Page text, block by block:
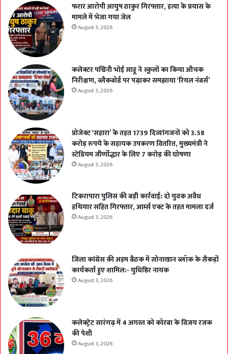
फरार आरोपी आयुष ठाकुर गिरफ्तार, हत्या के प्रयास के
मामले में भेजा गया जेल
August 3, 2026
कलेक्टर पद्मिनी भोई साहू ने स्कूलों का किया औचक
निरीक्षण, ब्लैकबोर्ड पर पढ़ाकर समझाया ‘रियल नंबर्स’
August 3, 2026
प्रोजेक्ट ‘सहारा’ के तहत 1739 दिव्यांगजनों को 3.58
करोड़ रुपये के सहायक उपकरण वितरित, मुख्यमंत्री ने
स्टेडियम जीर्णोद्धार के लिए 7 करोड़ की घोषणा
August 3, 2026
टिकरापारा पुलिस की बड़ी कार्रवाई: दो युवक अवैध
हथियार सहित गिरफ्तार, आर्म्स एक्ट के तहत मामला दर्ज
August 3, 2026
जिला कांग्रेस की अहम बैठक में सोनाखान ब्लॉक के सैकड़ों
कार्यकर्ता हुए शामिल:- युधिष्ठिर नायक
August 3, 2026
कलेक्ट्रेट सारंगढ़ में 4 अगस्त को कोरबा के विजय रजक
की पेशी
August 3, 2026